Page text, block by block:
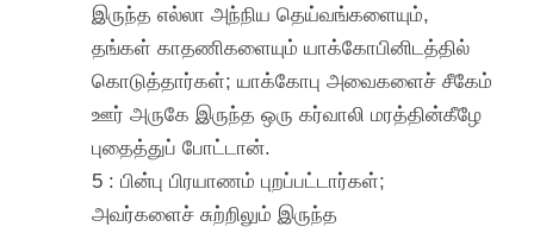
இருந்த எல்லா அந்நிய தெய்வங்களையும்,
தங்கள் காதணிகளையும் யாக்கோபினிடத்தில்
கொடுத்தார்கள்; யாக்கோபு அவைகளைச் சீகேம்
ஊர் அருகே இருந்த ஒரு கர்வாலி மரத்தின்கீழே
புதைத்துப் போட்டான்.
5 : பின்பு பிரயாணம் புறப்பட்டார்கள்;
அவர்களைச் சுற்றிலும் இருந்த